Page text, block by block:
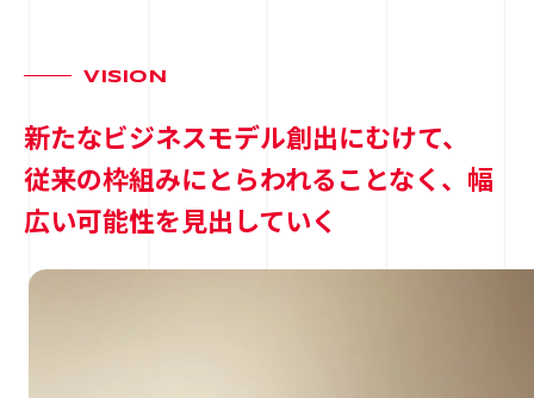
VISION
新たなビジネスモデル創出にむけて、
従来の枠組みにとらわれることなく、幅
広い可能性を見出していく